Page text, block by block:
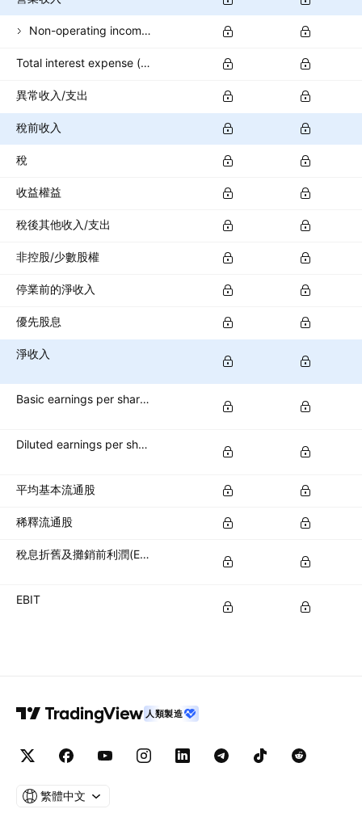
Non-operating income (excl. interest expenses)
Total interest expense (banks)
異常收入/支出
稅前收入
稅
收益權益
稅後其他收入/支出
非控股/少數股權
停業前的淨收入
優先股息
淨收入
Basic earnings per share (basic EPS)
Diluted earnings per share (diluted EPS)
平均基本流通股
稀釋流通股
稅息折舊及攤銷前利潤(EBITDA)
EBIT
人類製造
繁體中文